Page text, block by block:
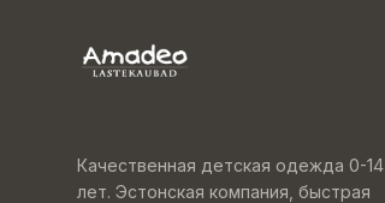
Качественная детская одежда 0-14
лет. Эстонская компания, быстрая